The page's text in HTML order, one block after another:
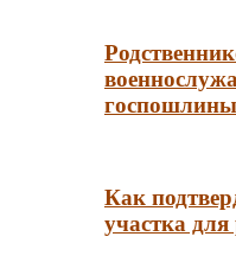
госпошлины
Как
участка для